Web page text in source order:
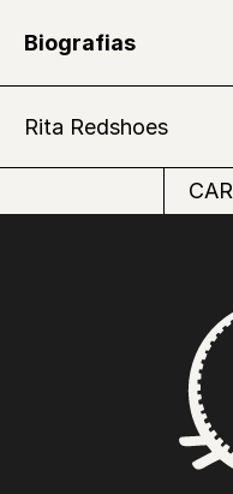
Biografias
Rita Redshoes